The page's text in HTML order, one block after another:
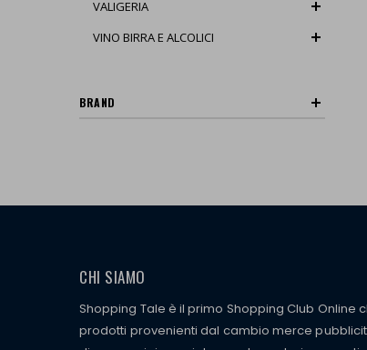
VALIGERIA
VINO BIRRA E ALCOLICI
BRAND
CHI SIAMO
Shopping Tale è il primo Shopping Club Online
prodotti provenienti dal cambio merce